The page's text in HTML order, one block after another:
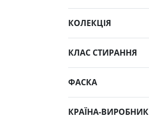
КОЛЕКЦІЯ
КЛАС СТИРАННЯ
ФАСКА
КРАЇНА-ВИРОБНИК